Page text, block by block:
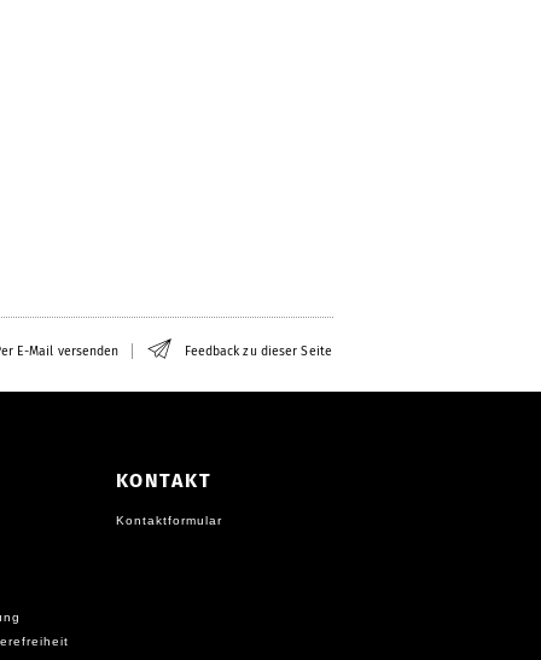
E-Mail versenden Feedback zu dieser Seite
KONTAKT
Kontaktformular